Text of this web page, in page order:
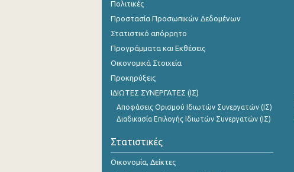
Σεπτεμβρίου 2023
Αυγούστου 2023
Ιουλίου 2023
Ιουνίου 2023
Μαΐου 2023
Απριλίου 2023
Μαρτίου 2023
Πολιτικές
Προστασία Προσωπικών Δεδομένων
Στατιστικό απόρρητο
Προγράμματα και Εκθέσεις
Οικονομικά Στοιχεία
Προκηρύξεις
ΙΔΙΩΤΕΣ ΣΥΝΕΡΓΑΤΕΣ (ΙΣ)
Αποφάσεις Ορισμού Ιδιωτών Συνεργατών (ΙΣ)
Διαδικασία Επιλογής Ιδιωτών Συνεργατών (ΙΣ)
Στατιστικές
Οικονομία, Δείκτες